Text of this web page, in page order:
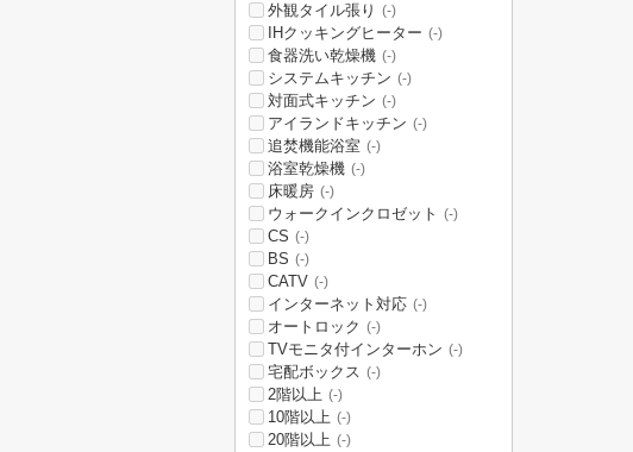
外観タイル張り (-)
IHクッキングヒーター (-)
食器洗い乾燥機 (-)
システムキッチン (-)
対面式キッチン (-)
アイランドキッチン (-)
追焚機能浴室 (-)
浴室乾燥機 (-)
床暖房 (-)
ウォークインクロゼット (-)
CS (-)
BS (-)
CATV (-)
インターネット対応 (-)
オートロック (-)
TVモニタ付インターホン (-)
宅配ボックス (-)
2階以上 (-)
10階以上 (-)
20階以上 (-)